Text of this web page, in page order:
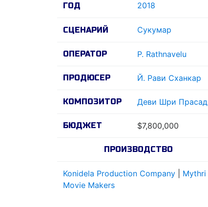
ГОД 2018
СЦЕНАРИЙ Сукумар
ОПЕРАТОР Р. Rathnavelu
ПРОДЮСЕР Й. Рави Сханкар
КОМПОЗИТОР Деви Шри Прасад
БЮДЖЕТ $7,800,000
ПРОИЗВОДСТВО
Konidela Production Company
Mythri
Movie Makers